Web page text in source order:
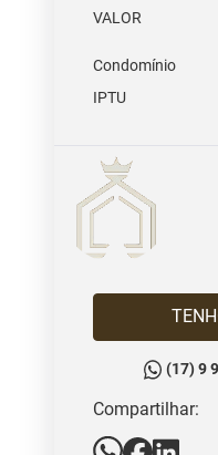
VALOR
Condomínio
IPTU
(17) 9
Compartilhar: